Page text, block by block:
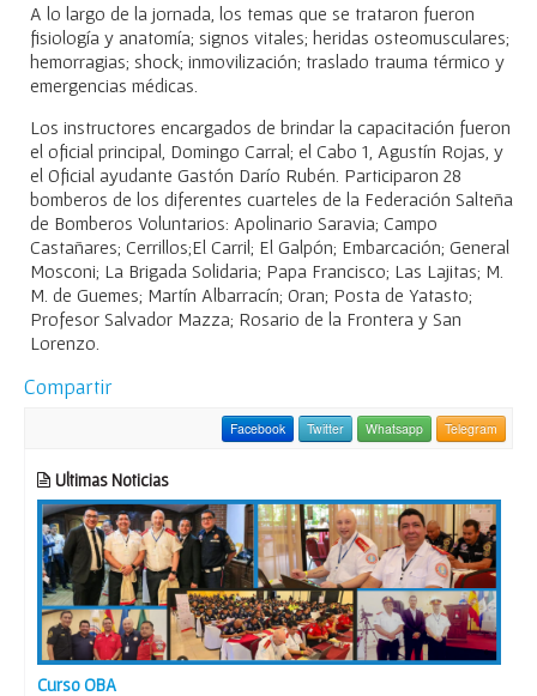
A lo largo de la jornada, los temas que se trataron fueron
fisiología y anatomía; signos vitales; heridas osteomusculares;
hemorragias; shock; inmovilización; traslado trauma térmico y
emergencias médicas.
Los instructores encargados de brindar la capacitación fueron
el oficial principal, Domingo Carral; el Cabo 1, Agustín Rojas, y
el Oficial ayudante Gastón Darío Rubén. Participaron 28
bomberos de los diferentes cuarteles de la Federación Salteña
de Bomberos Voluntarios: Apolinario Saravia; Campo
Castañares; Cerrillos;El Carril; El Galpón; Embarcación; General
Mosconi; La Brigada Solidaria; Papa Francisco; Las Lajitas; M.
M. de Guemes; Martín Albarracín; Oran; Posta de Yatasto;
Profesor Salvador Mazza; Rosario de la Frontera y San
Lorenzo.
Compartir
Facebook Twitter Whatsapp Telegram
Ultimas Noticias
Curso OBA